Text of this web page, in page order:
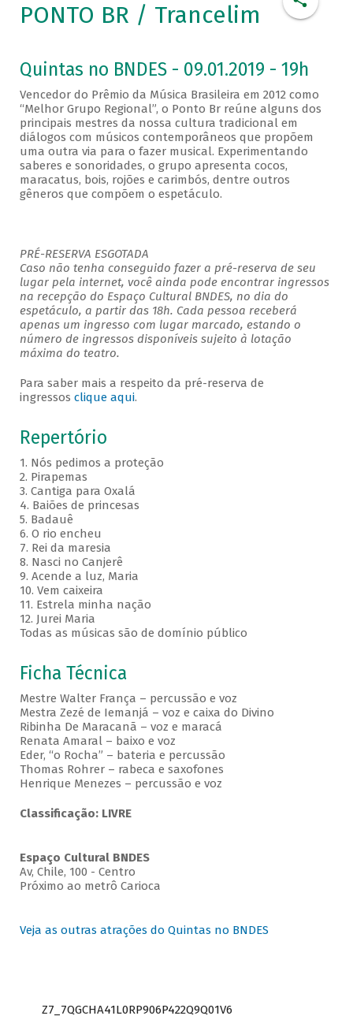
PONTO BR / Trancelim
Quintas no BNDES - 09.01.2019 - 19h
Vencedor do Prêmio da Música Brasileira em 2012 como
“Melhor Grupo Regional”, o Ponto Br reúne alguns dos
principais mestres da nossa cultura tradicional em
diálogos com músicos contemporâneos que propõem
uma outra via para o fazer musical. Experimentando
saberes e sonoridades, o grupo apresenta cocos,
maracatus, bois, rojões e carimbós, dentre outros
gêneros que compõem o espetáculo.
PRÉ-RESERVA ESGOTADA
Caso não tenha conseguido fazer a pré-reserva de seu
lugar pela internet, você ainda pode encontrar ingressos
na recepção do Espaço Cultural BNDES, no dia do
espetáculo, a partir das 18h. Cada pessoa receberá
apenas um ingresso com lugar marcado, estando o
número de ingressos disponíveis sujeito à lotação
máxima do teatro.
Para saber mais a respeito da pré-reserva de
ingressos clique aqui.
Repertório
1. Nós pedimos a proteção
2. Pirapemas
3. Cantiga para Oxalá
4. Baiões de princesas
5. Badauê
6. O rio encheu
7. Rei da maresia
8. Nasci no Canjerê
9. Acende a luz, Maria
10. Vem caixeira
11. Estrela minha nação
12. Jurei Maria
Todas as músicas são de domínio público
Ficha Técnica
Mestre Walter França – percussão e voz
Mestra Zezé de Iemanjá – voz e caixa do Divino
Ribinha De Maracanã – voz e maracá
Renata Amaral – baixo e voz
Eder, “o Rocha” – bateria e percussão
Thomas Rohrer – rabeca e saxofones
Henrique Menezes – percussão e voz
Classificação: LIVRE
Espaço Cultural BNDES
Av, Chile, 100 - Centro
Próximo ao metrô Carioca
Veja as outras atrações do Quintas no BNDES
Z7_7QGCHA41L0RP906P422Q9Q01V6